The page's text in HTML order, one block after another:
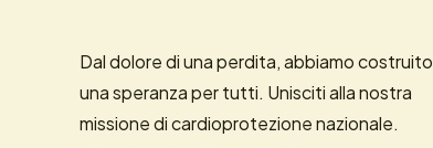
Dal dolore di una perdita, abbiamo costruito
una speranza per tutti. Unisciti alla nostra
missione di cardioprotezione nazionale.